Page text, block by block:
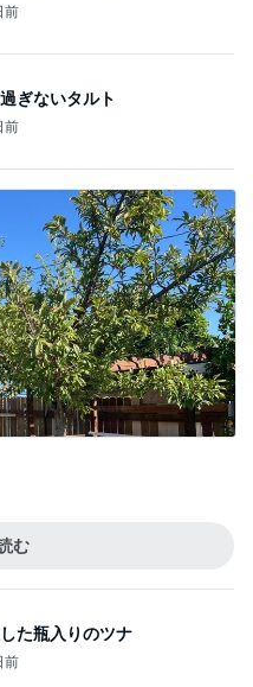
前
ぎないタルト
前
む
た瓶入りのツナ
前